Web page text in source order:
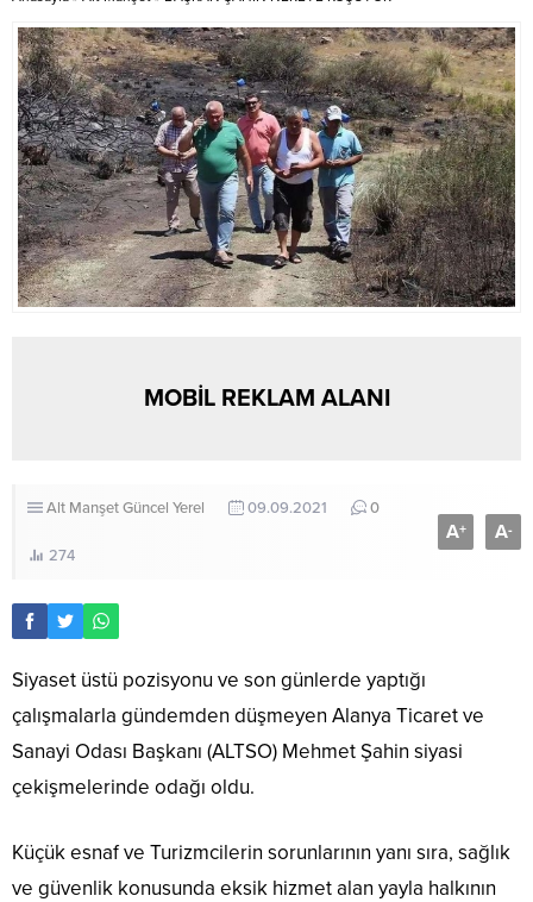
Çoşkulu ve umutlu bir ekip
olarak,...
Göğüs Cerrahisi Ana Bilim
Dalı’ndan Dr. Öğr. Üyesi Hilmi...
MOBİL REKLAM ALANI
Alt ManşetGüncel Yerel 09.09.2021 0
274
A+ A-
Siyaset üstü pozisyonu ve son günlerde yaptığı
çalışmalarla gündemden düşmeyen Alanya Ticaret ve
Sanayi Odası Başkanı (ALTSO) Mehmet Şahin siyasi
çekişmelerinde odağı oldu.
Küçük esnaf ve Turizmcilerin sorunlarının yanı sıra, sağlık
ve güvenlik konusunda eksik hizmet alan yayla halkının